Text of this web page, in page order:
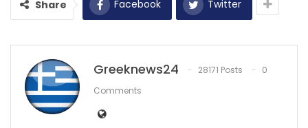
Share Facebook Twitter
Greeknews24 28171 Posts
0
Comments